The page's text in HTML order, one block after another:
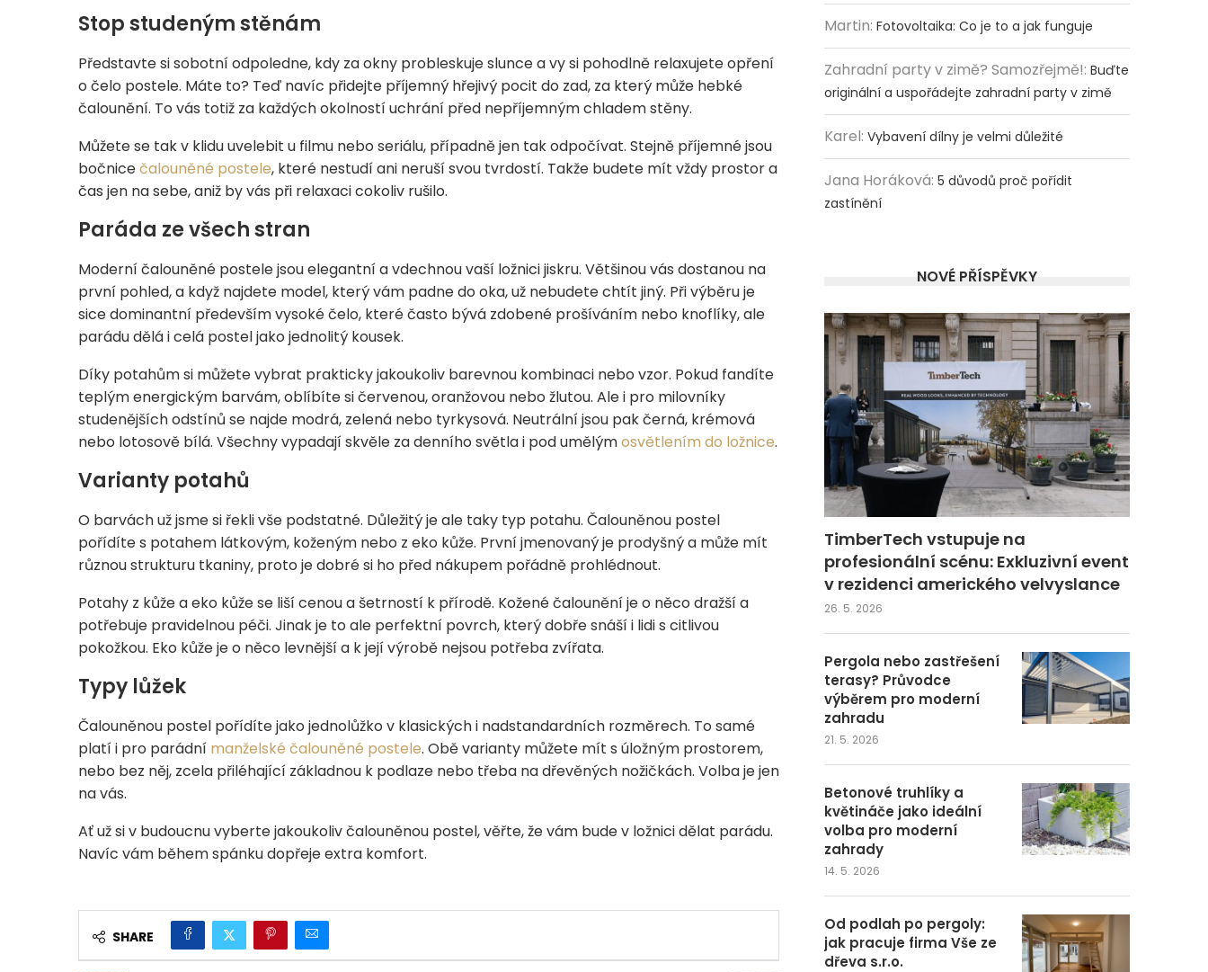
Stop studeným stěnám
Představte si sobotní odpoledne, kdy za okny probleskuje slunce a vy si pohodlně relaxujete opření
o čelo postele. Máte to? Teď navíc přidejte příjemný hřejivý pocit do zad, za který může hebké
čalounění. To vás totiž za každých okolností uchrání před nepříjemným chladem stěny.
Můžete se tak v klidu uvelebit u filmu nebo seriálu, případně jen tak odpočívat. Stejně příjemné jsou
bočnicečalouněné postele, které nestudí ani neruší svou tvrdostí. Takže budete mít vždy prostor a
čas jen na sebe, aniž by vás při relaxaci cokoliv rušilo.
Paráda ze všech stran
Moderní čalouněné postele jsou elegantní a vdechnou vaší ložnici jiskru. Většinou vás dostanou na
první pohled, a když najdete model, který vám padne do oka, už nebudete chtít jiný. Při výběru je
sice dominantní především vysoké čelo, které často bývá zdobené prošíváním nebo knoflíky, ale
parádu dělá i celá postel jako jednolitý kousek.
Díky potahům si můžete vybrat prakticky jakoukoliv barevnou kombinaci nebo vzor. Pokud fandíte
teplým energickým barvám, oblíbíte si červenou, oranžovou nebo žlutou. Ale i pro milovníky
studenějších odstínů se najde modrá, zelená nebo tyrkysová. Neutrální jsou pak černá, krémová
nebo lotosově bílá. Všechny vypadají skvěle za denního světla i pod umělýmosvětlením do ložnice.
Varianty potahů
O barvách už jsme si řekli vše podstatné. Důležitý je ale taky typ potahu. Čalouněnou postel
pořídíte s potahem látkovým, koženým nebo z eko kůže. První jmenovaný je prodyšný a může mít
různou strukturu tkaniny, proto je dobré si ho před nákupem pořádně prohlédnout.
Potahy z kůže a eko kůže se liší cenou a šetrností k přírodě. Kožené čalounění je o něco dražší a
potřebuje pravidelnou péči. Jinak je to ale perfektní povrch, který dobře snáší i lidi s citlivou
pokožkou. Eko kůže je o něco levnější a k její výrobě nejsou potřeba zvířata.
Typy lůžek
Čalouněnou postel pořídíte jako jednolůžko v klasických i nadstandardních rozměrech. To samé
platí i pro parádní manželské čalouněné postele. Obě varianty můžete mít s úložným prostorem,
nebo bez něj, zcela přiléhající základnou k podlaze nebo třeba na dřevěných nožičkách. Volba je jen
na vás.
Ať už si v budoucnu vyberte jakoukoliv čalouněnou postel, věřte, že vám bude v ložnici dělat parádu.
Navíc vám během spánku dopřeje extra komfort.
SHARE
Martin: Fotovoltaika: Co je to a jak funguje
Zahradní party v zimě? Samozřejmě!: Buďte
originální a uspořádejte zahradní party v zimě
Karel: Vybavení dílny je velmi důležité
Jana Horáková: 5 důvodů proč pořídit
zastínění
NOVÉ PŘÍSPĚVKY
TimberTech vstupuje na
profesionální scénu: Exkluzivní event
v rezidenci amerického velvyslance
26. 5. 2026
Pergola nebo zastřešení
terasy? Průvodce
výběrem pro moderní
zahradu
21. 5. 2026
Betonové truhlíky a
květináče jako ideální
volba pro moderní
zahrady
14. 5. 2026
Od podlah po pergoly:
jak pracuje firma Vše ze
dřeva s.r.o.